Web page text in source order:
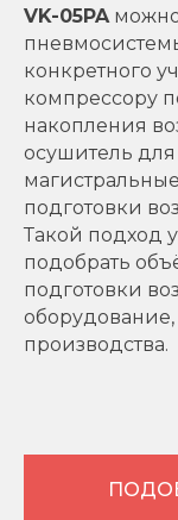
VK-05PAможно
конкретного
компрессору
накопления
осушитель
подготовки
Такой подход
подобрать
подготовки
производства.